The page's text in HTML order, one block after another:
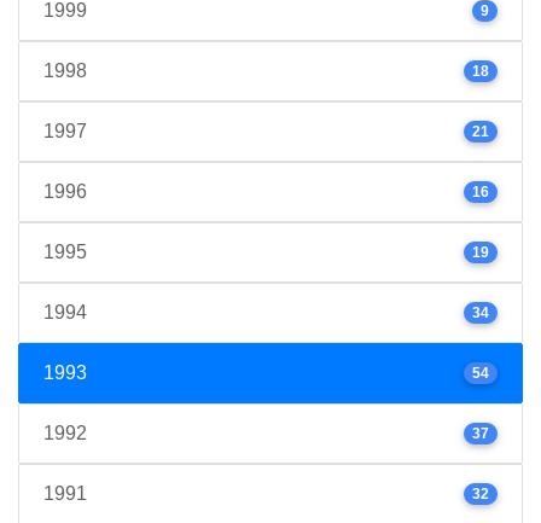
1999 9
1998 18
1997 21
1996 16
1995 19
1994 34
1993 54
1992 37
1991 32